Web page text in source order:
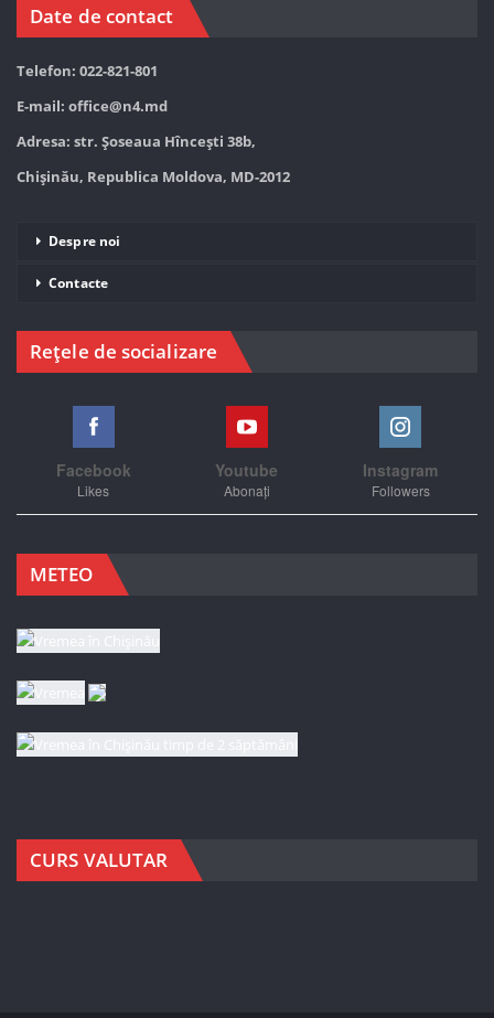
Date de contact
Telefon: 022-821-801
E-mail: office@n4.md
Adresa: str. Șoseaua Hînceşti 38b,
Chișinău, Republica Moldova, MD-2012
Despre noi
Contacte
Rețele de socializare
Facebook
Likes
Youtube
Abonați
Instagram
Followers
METEO
CURS VALUTAR